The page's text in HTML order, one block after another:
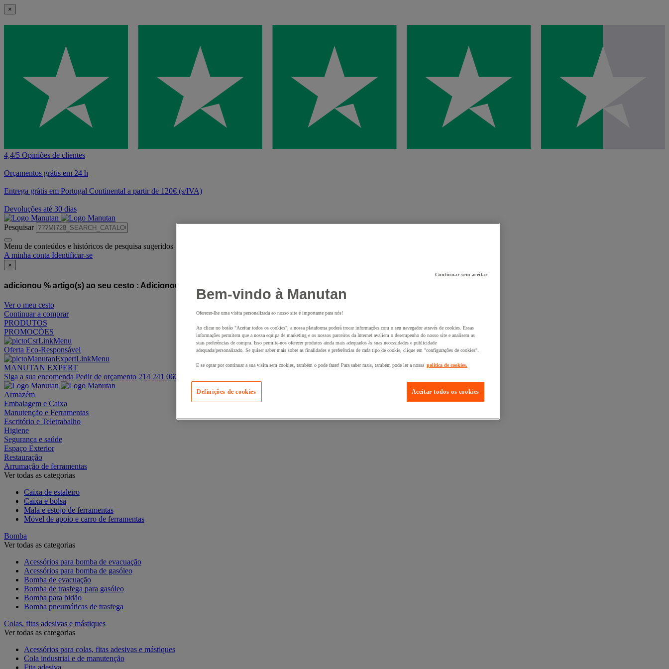
×
4,4/5 Opiniões de clientes
Orçamentos grátis em 24 h
Entrega grátis em Portugal Continental a partir de 120€ (s/IVA)
Devoluções até 30 dias
Pesquisar
Menu de conteúdos e históricos de pesquisa sugeridos
A minha conta Identificar-se
×
adicionou % artigo(s) ao seu cesto : Adicionou este artigo ao seu cesto :
Ver o meu cesto
Continuar a comprar
PRODUTOS
PROMOÇÕES
Oferta Eco-Responsável
MANUTAN EXPERT
Siga a sua encomenda Pedir de orçamento 214 241 060
Armazém
Embalagem e Caixa
Manutenção e Ferramentas
Escritório e Teletrabalho
Higiene
Segurança e saúde
Espaço Exterior
Restauração
Arrumação de ferramentas
Ver todas as categorias
Caixa de estaleiro
Caixa e bolsa
Mala e estojo de ferramentas
Móvel de apoio e carro de ferramentas
Bomba
Ver todas as categorias
Acessórios para bomba de evacuação
Acessórios para bomba de gasóleo
Bomba de evacuação
Bomba de trasfega para gasóleo
Bomba para bidão
Bomba pneumáticas de trasfega
Colas, fitas adesivas e mástiques
Ver todas as categorias
Acessórios para colas, fitas adesivas e mástiques
Cola industrial e de manutenção
Fita adesiva
Continuar sem aceitar
Bem-vindo à Manutan
Oferecer-lhe uma visita personalizada ao nosso site é importante para nós!
Ao clicar no botão "Aceitar todos os cookies", a nossa plataforma poderá trocar informações com o seu navegador através de cookies. Essas
informações permitem que a nossa equipa de marketing e os nossos parceiros da Internet avaliem o desempenho do nosso site e analisem as
suas preferências de compra. Isso permite-nos oferecer produtos ainda mais adequados às suas necessidades e publicidade
adequada/personalizado. Se quiser saber mais sobre as finalidades e preferências de cada tipo de cookie, clique em "configurações de cookies".
E se optar por continuar a sua visita sem cookies, também o pode fazer! Para saber mais, também pode ler a nossa política de cookies.
Aceitar todos os cookies
Definições de cookies